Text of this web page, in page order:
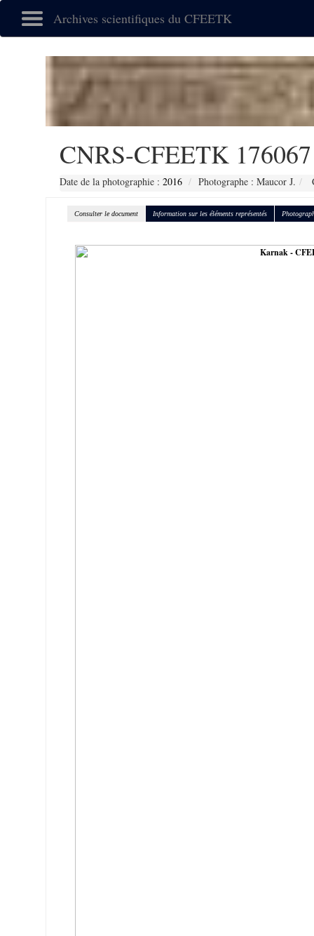
Archives scientifiques du CFEETK
CNRS-CFEETK 176067
Date de la photographie : 2016 Photographe : Maucor J.
Consulter le document Information sur les éléments représentés